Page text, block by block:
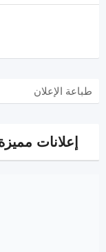
طباعة الإعلان
إعلانات